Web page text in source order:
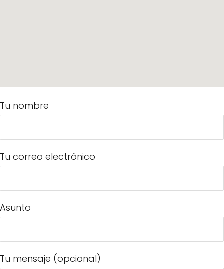
Tu nombre
Tu correo electrónico
Asunto
Tu mensaje (opcional)